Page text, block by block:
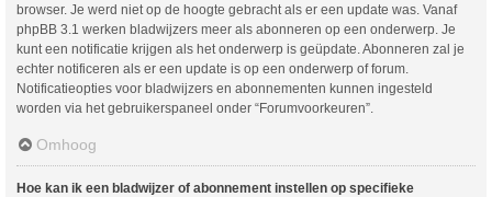
browser. Je werd niet op de hoogte gebracht als er een update was. Vanaf
phpBB 3.1 werken bladwijzers meer als abonneren op een onderwerp. Je
kunt een notificatie krijgen als het onderwerp is geüpdate. Abonneren zal je
echter notificeren als er een update is op een onderwerp of forum.
Notificatieopties voor bladwijzers en abonnementen kunnen ingesteld
worden via het gebruikerspaneel onder “Forumvoorkeuren”.
Omhoog
Hoe kan ik een bladwijzer of abonnement instellen op specifieke